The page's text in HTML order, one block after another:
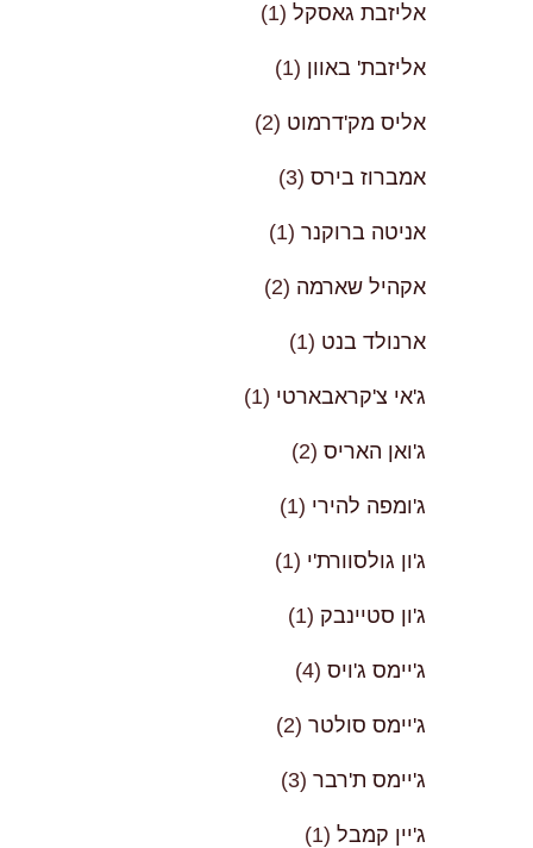
אליזבת גאסקל (1)
אליזבת' באוון (1)
אליס מק'דרמוט (2)
אמברוז בירס (3)
אניטה ברוקנר (1)
אקהיל שארמה (2)
ארנולד בנט (1)
ג'אי צ'קראבארטי (1)
ג'ואן האריס (2)
ג'ומפה להירי (1)
ג'ון גולסוורת'י (1)
ג'ון סטיינבק (1)
ג'יימס ג'ויס (4)
ג'יימס סולטר (2)
ג'יימס ת'רבר (3)
ג'יין קמבל (1)